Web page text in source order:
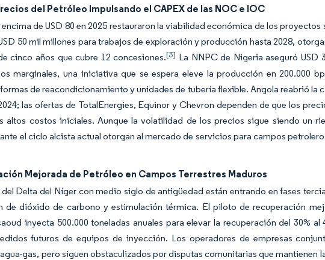
del Petróleo Impulsando el CAPEX de las NOC e IOC
de USD 80 en 2025 restauraron la viabilidad económica de los
50 mil millones para trabajos de exploración y producción hasta 2028,
cinco años que cubre 12 concesiones.[3] La NNPC de Nigeria aseguró USD
marginales, una iniciativa que se espera eleve la producción en 200.000
de reacondicionamiento y unidades de tubería flexible. Angola reabrió la
las ofertas de TotalEnergies, Equinor y Chevron dependen de que los
altos costos iniciales. Aunque la volatilidad de los precios sigue siendo un
el ciclo alcista actual otorgan al mercado de servicios para campos
Mejorada de Petróleo en Campos Terrestres Maduros
Delta del Níger con medio siglo de antigüedad están entrando en fases
de dióxido de carbono y estimulación térmica. El piloto de recuperación
inyecta 500.000 toneladas anuales para elevar la recuperación del 30%
futuros de equipos de inyección. Los operadores de empresas
gas, pero siguen obstaculizados por disputas comunitarias que mantienen